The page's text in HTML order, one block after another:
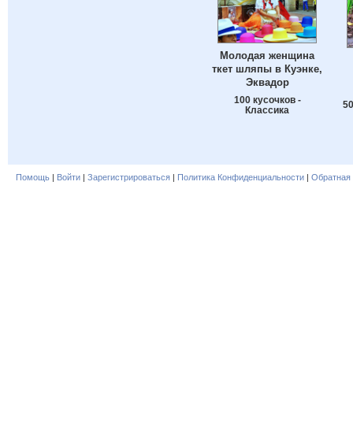
Молодая женщина
ткет шляпы в Куэнке,
Эквадор
100 кусочков -
Классика
Помощь | Войти | Зарегистрироваться | Политика Конфиденциальности | Обратная